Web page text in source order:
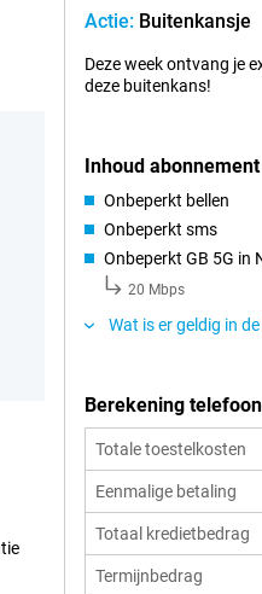
Actie: Buitenkansje
Deze week ontvang je
deze buitenkans!
Inhoud abonnement
Onbeperkt bellen
Onbeperkt sms
Onbeperkt GB 5G in
20 Mbps
Wat is er geldig in de
Berekening
Totale toestelkosten
Eenmalige betaling
Totaal kredietbedrag
Termijnbedrag